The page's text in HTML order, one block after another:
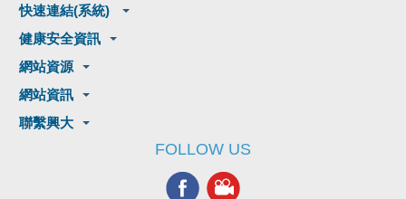
快速連結(系統)
健康安全資訊
網站資源
網站資訊
聯繫興大
FOLLOW US